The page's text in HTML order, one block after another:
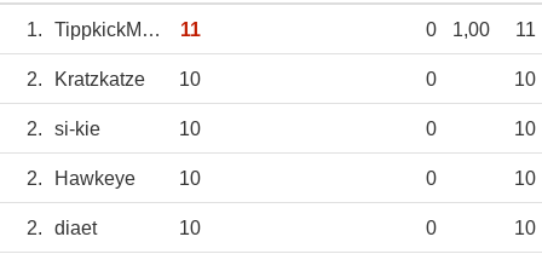
1. TippkickMaxi 11 0 1,00 11
2. Kratzkatze 10 0 10
2. si-kie 10 0 10
2. Hawkeye 10 0 10
2. diaet 10 0 10